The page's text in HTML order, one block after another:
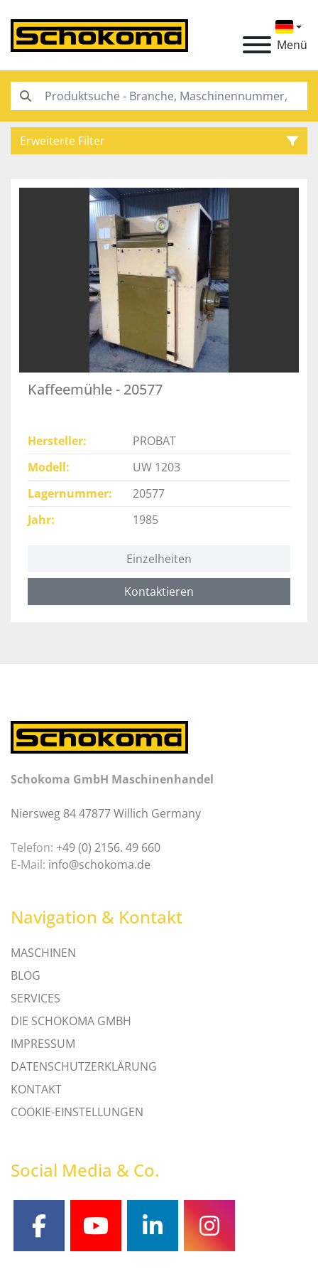
Menü
Erweiterte Filter
Kaffeemühle - 20577
Hersteller
PROBAT
Modell
UW 1203
Lagernummer
20577
Jahr
1985
Einzelheiten
Kontaktieren
Schokoma GmbH Maschinenhandel
Niersweg 84 47877 Willich Germany
Telefon: +49 (0) 2156. 49 660
E-Mail: info@schokoma.de
Navigation & Kontakt
MASCHINEN
BLOG
SERVICES
DIE SCHOKOMA GMBH
IMPRESSUM
DATENSCHUTZERKLÄRUNG
KONTAKT
COOKIE-EINSTELLUNGEN
Social Media & Co.
facebookyoutubelinkedininstagram